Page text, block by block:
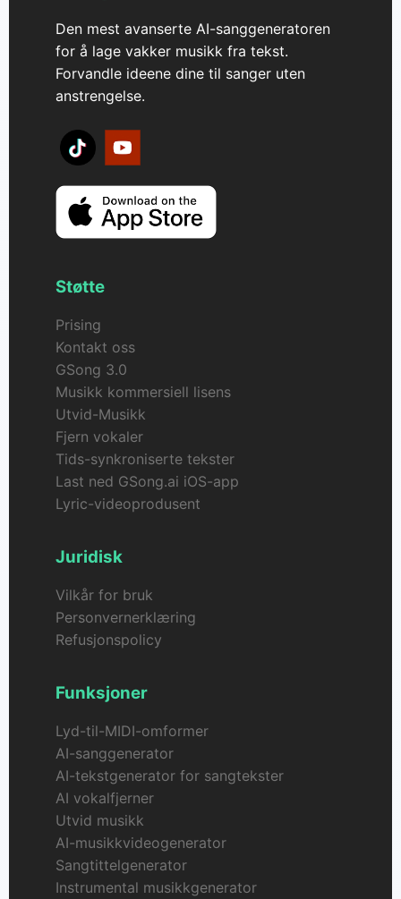
minutter, med bedre forståelse av instruksjoner,
raskere generering og forbedrede resultater.
Den mest avanserte AI-sanggeneratoren
for å lage vakker musikk fra tekst.
Forvandle ideene dine til sanger uten
anstrengelse.
Støtte
Prising
Kontakt oss
GSong 3.0
Musikk kommersiell lisens
Utvid-Musikk
Fjern vokaler
Tids-synkroniserte tekster
Last ned GSong.ai iOS-app
Lyric-videoprodusent
Juridisk
Vilkår for bruk
Personvernerklæring
Refusjonspolicy
Funksjoner
Lyd-til-MIDI-omformer
AI-sanggenerator
AI-tekstgenerator for sangtekster
AI vokalfjerner
Utvid musikk
AI-musikkvideogenerator
Sangtittelgenerator
Instrumental musikkgenerator